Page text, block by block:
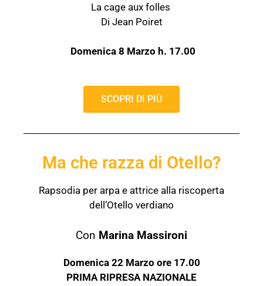
La cage aux folles
Di Jean Poiret
Domenica 8 Marzo h. 17.00
SCOPRI DI PIÙ
Ma che razza di Otello?
Rapsodia per arpa e attrice alla riscoperta
dell’Otello verdiano
Con Marina Massironi
Domenica 22 Marzo ore 17.00
PRIMA RIPRESA NAZIONALE